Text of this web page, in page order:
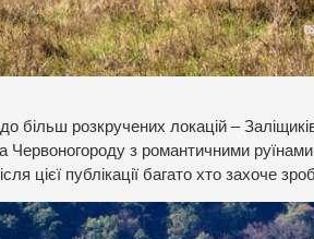
більш розкручених локацій –
Червоногороду з романтичними
цієї публікації багато хто захоче